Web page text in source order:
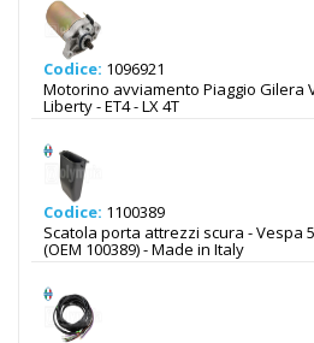
Codice: 1096921
Motorino avviamento Piaggio Gilera
Liberty - ET4 - LX 4T
Codice: 1100389
Scatola porta attrezzi scura - Vespa
(OEM 100389) - Made in Italy